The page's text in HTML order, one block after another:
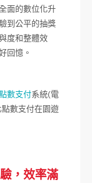
面的數位化升
到公平的抽獎
度和整體效
回憶。
數支付系統(電
數支付在園遊
，效率滿